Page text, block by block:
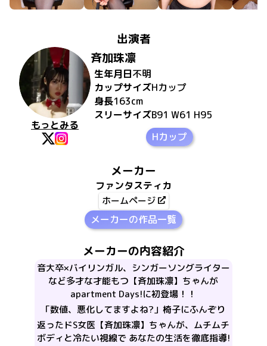
出演者
もっとみる
斉加珠凛
生年月日不明
カップサイズHカップ
身長163cm
スリーサイズB91 W61 H95
Hカップ
メーカー
ファンタスティカ
ホームページ
メーカーの作品一覧
メーカーの内容紹介
音大卒×バイリンガル、シンガーソングライター
など多才な才能もつ【斉加珠凛】ちゃんが
apartment Days!に初登場！！
「数値、悪化してますよね?」椅子にふんぞり
返ったドS女医【斉加珠凛】ちゃんが、ムチムチ
ボディと冷たい視線で あなたの生活を徹底指導!